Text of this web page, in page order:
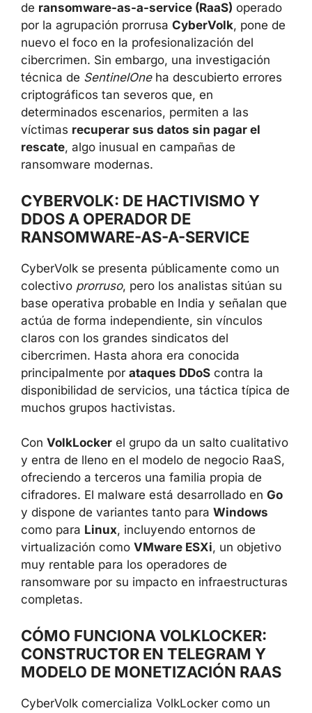
de ransomware-as-a-service (RaaS) operado
por la agrupación prorrusa CyberVolk, pone de
nuevo el foco en la profesionalización del
cibercrimen. Sin embargo, una investigación
técnica de SentinelOneha descubierto errores
criptográficos tan severos que, en
determinados escenarios, permiten a las
víctimas recuperar sus datos sin pagar el
rescate, algo inusual en campañas de
ransomware modernas.
CYBERVOLK: DE HACTIVISMO Y
DDOS A OPERADOR DE
RANSOMWARE-AS-A-SERVICE
CyberVolk se presenta públicamente como un
colectivo prorruso, pero los analistas sitúan su
base operativa probable en India y señalan que
actúa de forma independiente, sin vínculos
claros con los grandes sindicatos del
cibercrimen. Hasta ahora era conocida
principalmente por ataques DDoS contra la
disponibilidad de servicios, una táctica típica de
muchos grupos hactivistas.
Con VolkLocker el grupo da un salto cualitativo
y entra de lleno en el modelo de negocio RaaS,
ofreciendo a terceros una familia propia de
cifradores. El malware está desarrollado en Go
y dispone de variantes tanto para Windows
como para Linux, incluyendo entornos de
virtualización como VMware ESXi, un objetivo
muy rentable para los operadores de
ransomware por su impacto en infraestructuras
completas.
CÓMO FUNCIONA VOLKLOCKER:
CONSTRUCTOR EN TELEGRAM Y
MODELO DE MONETIZACIÓN RAAS
CyberVolk comercializa VolkLocker como un